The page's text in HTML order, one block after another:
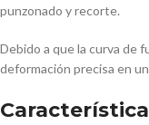
punzonado y recorte.
Debido a que la curva de
deformación precisa en